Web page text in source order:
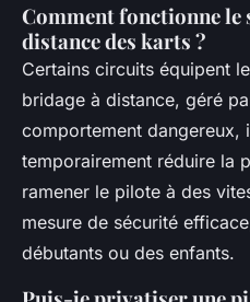
Comment fonctionne le
distance des karts ?
Certains circuits équipent
bridage à distance, géré
comportement dangereux,
temporairement réduire la
ramener le pilote à des
mesure de sécurité
débutants ou des enfants.